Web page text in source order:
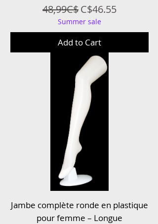
Regular Price
48,99C$Sale Price
C$46.55
Summer sale
Add to Cart
Jambe complète ronde en plastique
pour femme – Longue